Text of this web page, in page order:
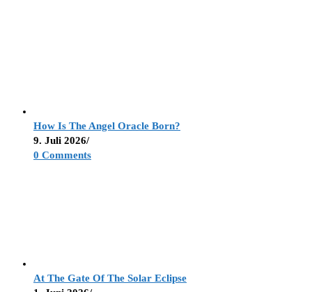
How Is The Angel Oracle Born?
9. Juli 2026/
0 Comments
At The Gate Of The Solar Eclipse